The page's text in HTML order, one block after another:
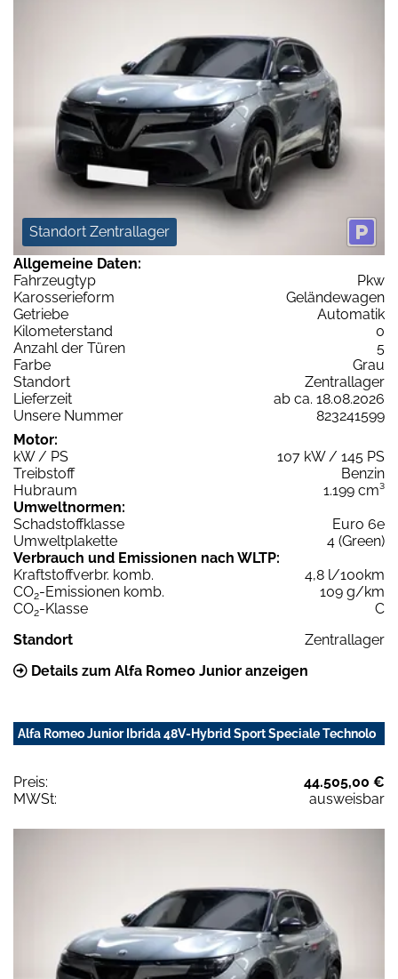
Standort Zentrallager
Allgemeine Daten:
Fahrzeugtyp
Pkw
Karosserieform
Geländewagen
Getriebe
Automatik
Kilometerstand
0
Anzahl der Türen
5
Farbe
Grau
Standort
Zentrallager
Lieferzeit
ab ca. 18.08.2026
Unsere Nummer
823241599
Motor:
kW / PS
107 kW / 145 PS
Treibstoff
Benzin
Hubraum
1.199 cm³
Umweltnormen:
Schadstoffklasse
Euro 6e
Umweltplakette
4 (Green)
Verbrauch und Emissionen nach WLTP:
Kraftstoffverbr. komb.
4,8 l/100km
CO2-Emissionen komb.
109 g/km
CO2-Klasse
C
Standort
Zentrallager
Details zum Alfa Romeo Junior anzeigen
Alfa Romeo Junior Ibrida 48V-Hybrid Sport Speciale Technolo
Preis:
44.505,00 €
MWSt:
ausweisbar